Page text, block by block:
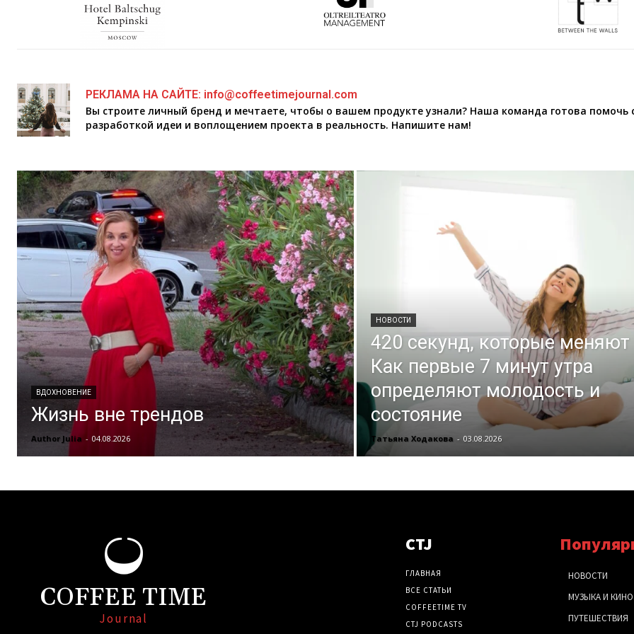
РЕКЛАМА НА САЙТЕ: info@coffeetimejournal.com
Вы строите личный бренд и мечтаете, чтобы о вашем продукте узнали? Наша команда готова помочь
разработкой идеи и воплощением проекта в реальность. Напишите нам!
ВДОХНОВЕНИЕ
Жизнь вне трендов
Author Julia - 04.08.2026
НОВОСТИ
420 секунд, которые меняют
Как первые 7 минут утра
определяют молодость и
состояние
Татьяна Ходакова - 03.08.2026
COFFEE TIME
Journal
CTJ
ГЛАВНАЯ
ВСЕ СТАТЬИ
COFFEETIME TV
CTJ PODCASTS
НОВОСТИ
МУЗЫКА И КИНО
ПУТЕШЕСТВИЯ